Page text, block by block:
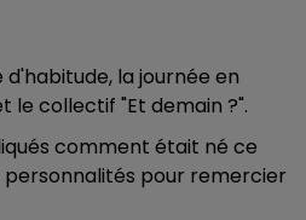
la journée en
le collectif "Et demain ?".
comment était né ce
pour remercier